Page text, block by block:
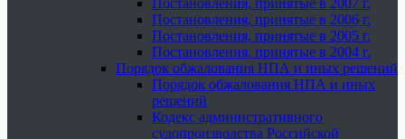
Постановления, принятые в 2007 г.
Постановления, принятые в 2006 г.
Постановления, принятые в 2005 г.
Постановления, принятые в 2004 г.
Порядок обжалования НПА и иных решений
Порядок обжалования НПА и иных
решений
Кодекс административного
судопроизводства Российской